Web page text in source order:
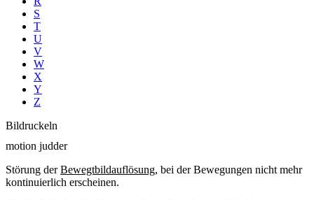
S
T
U
V
W
X
Y
Z
Bildruckeln
motion judder
Störung derBewegtbildauflösung, bei der Bewegungen nicht mehr
kontinuierlich erscheinen.